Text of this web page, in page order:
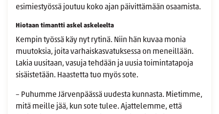
esimiestyössä joutuu koko ajan päivittämään osaamista.
Hiotaan timantti askel askeleelta
Kempin työssä käy nyt rytinä. Niin hän kuvaa monia
muutoksia, joita varhaiskasvatuksessa on meneillään.
Lakia uusitaan, vasuja tehdään ja uusia toimintatapoja
sisäistetään. Haastetta tuo myös sote.
– Puhumme Järvenpäässä uudesta kunnasta. Mietimme,
mitä meille jää, kun sote tulee. Ajattelemme, että